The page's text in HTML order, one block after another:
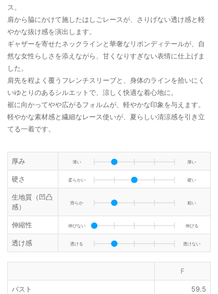
ス。
肩から脇にかけて施したはしごレースが、さりげない透け感と軽
やかな抜け感を演出します。
ギャザーを寄せたネックラインと華奢なリボンディテールが、自
然な女性らしさを添えながら、甘くなりすぎない表情に仕上げま
した。
肩先を程よく覆うフレンチスリーブと、身体のラインを拾いにく
いゆとりのあるシルエットで、涼しく快適な着心地に。
裾に向かってやや広がるフォルムが、軽やかな印象を与えます。
軽やかな素材感と繊細なレース使いが、夏らしい清涼感を引き立
てる一着です。
厚み 薄い 厚い
硬さ 柔らかい 硬い
生地質（凹凸
感）
滑らか 粗い
伸縮性 伸びない 伸びる
透け感 透ける 透けない
F
バスト 59.5